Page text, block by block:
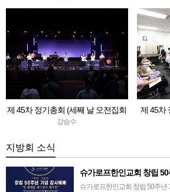
제 45차 정기총회 (세째 날 오전집회
& 회순)
강승수
제 45차
지방회 소식
슈가로프한인교회 창립
슈가로프한인교회 창립 50주년